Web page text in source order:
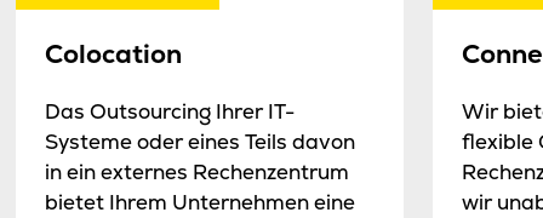
Colocation
Das Outsourcing Ihrer IT-
Systeme oder eines Teils davon
in ein externes Rechenzentrum
bietet Ihrem Unternehmen eine
Wir
flexible
wir